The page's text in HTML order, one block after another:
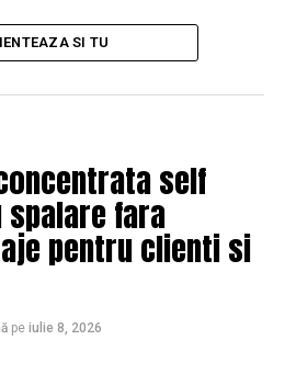
Chang’e (numele pe care îl
chineză), concepută ca
selenomobil în dotare, a fost
să decidă când va veni
pentru a coborî la sol,
SI TU
self
fara
pentru clienti si
pe iulie 8, 2026